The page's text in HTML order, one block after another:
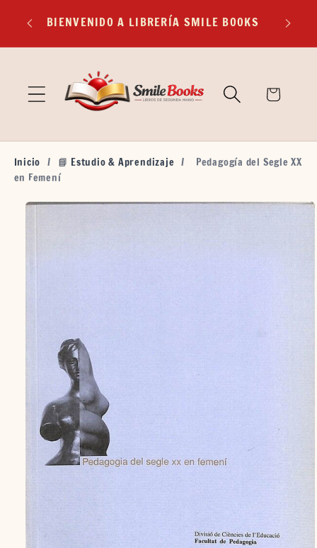
directamente
BIENVENIDO A LIBRERÍA SMILE BOOKS
Carrito
Inicio / 📘 Estudio & Aprendizaje /
Pedagogía del Segle XX
en Femení
Ir
directamente